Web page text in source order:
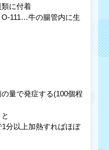
に付着
111…牛の腸管内に生
量で発症する(100個程
1分以上加熱すればほぼ